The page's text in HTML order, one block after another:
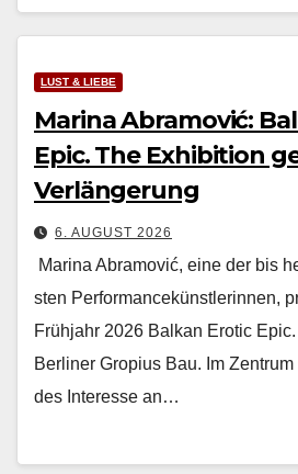
LUST & LIEBE
Marina Abramović:
Epic. The Exhibition
Verlängerung
6. AUGUST 2026
Mari­na Abramović, eine der bis
sten Per­for­mancekün­st­lerin­nen,
Früh­jahr 2026 Balkan Erot­ic
Berlin­er Gropius Bau. Im
des Inter­esse an…